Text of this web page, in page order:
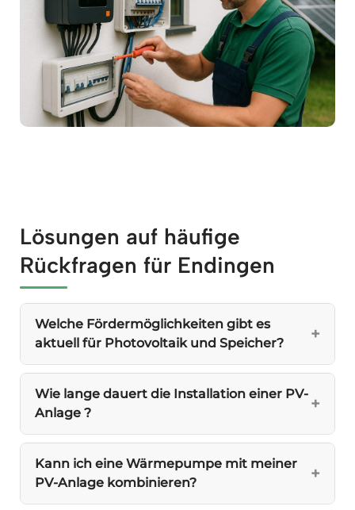
Lösungen auf häufige
Rückfragen für Endingen
Welche Fördermöglichkeiten gibt es
aktuell für Photovoltaik und Speicher?
Wie lange dauert die Installation einer PV-
Anlage ?
Kann ich eine Wärmepumpe mit meiner
PV-Anlage kombinieren?